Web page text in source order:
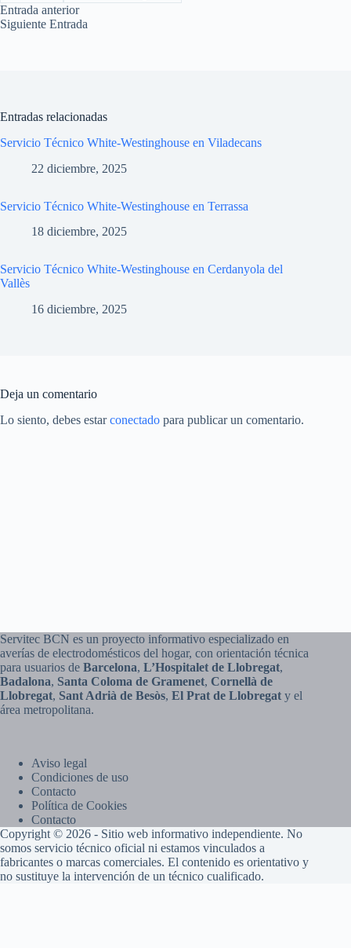
Entrada anterior
Siguiente Entrada
Entradas relacionadas
Servicio Técnico White-Westinghouse en Viladecans
22 diciembre, 2025
Servicio Técnico White-Westinghouse en Terrassa
18 diciembre, 2025
Servicio Técnico White-Westinghouse en Cerdanyola del
Vallès
16 diciembre, 2025
Deja un comentario
Lo siento, debes estarconectado para publicar un comentario.
Servitec BCN es un proyecto informativo especializado en
averías de electrodomésticos del hogar, con orientación técnica
para usuarios de Barcelona, L’Hospitalet de Llobregat,
Badalona, Santa Coloma de Gramenet, Cornellà de
Llobregat, Sant Adrià de Besòs, El Prat de Llobregat y el
área metropolitana.
Aviso legal
Condiciones de uso
Contacto
Política de Cookies
Contacto
Copyright © 2026 - Sitio web informativo independiente. No
somos servicio técnico oficial ni estamos vinculados a
fabricantes o marcas comerciales. El contenido es orientativo y
no sustituye la intervención de un técnico cualificado.